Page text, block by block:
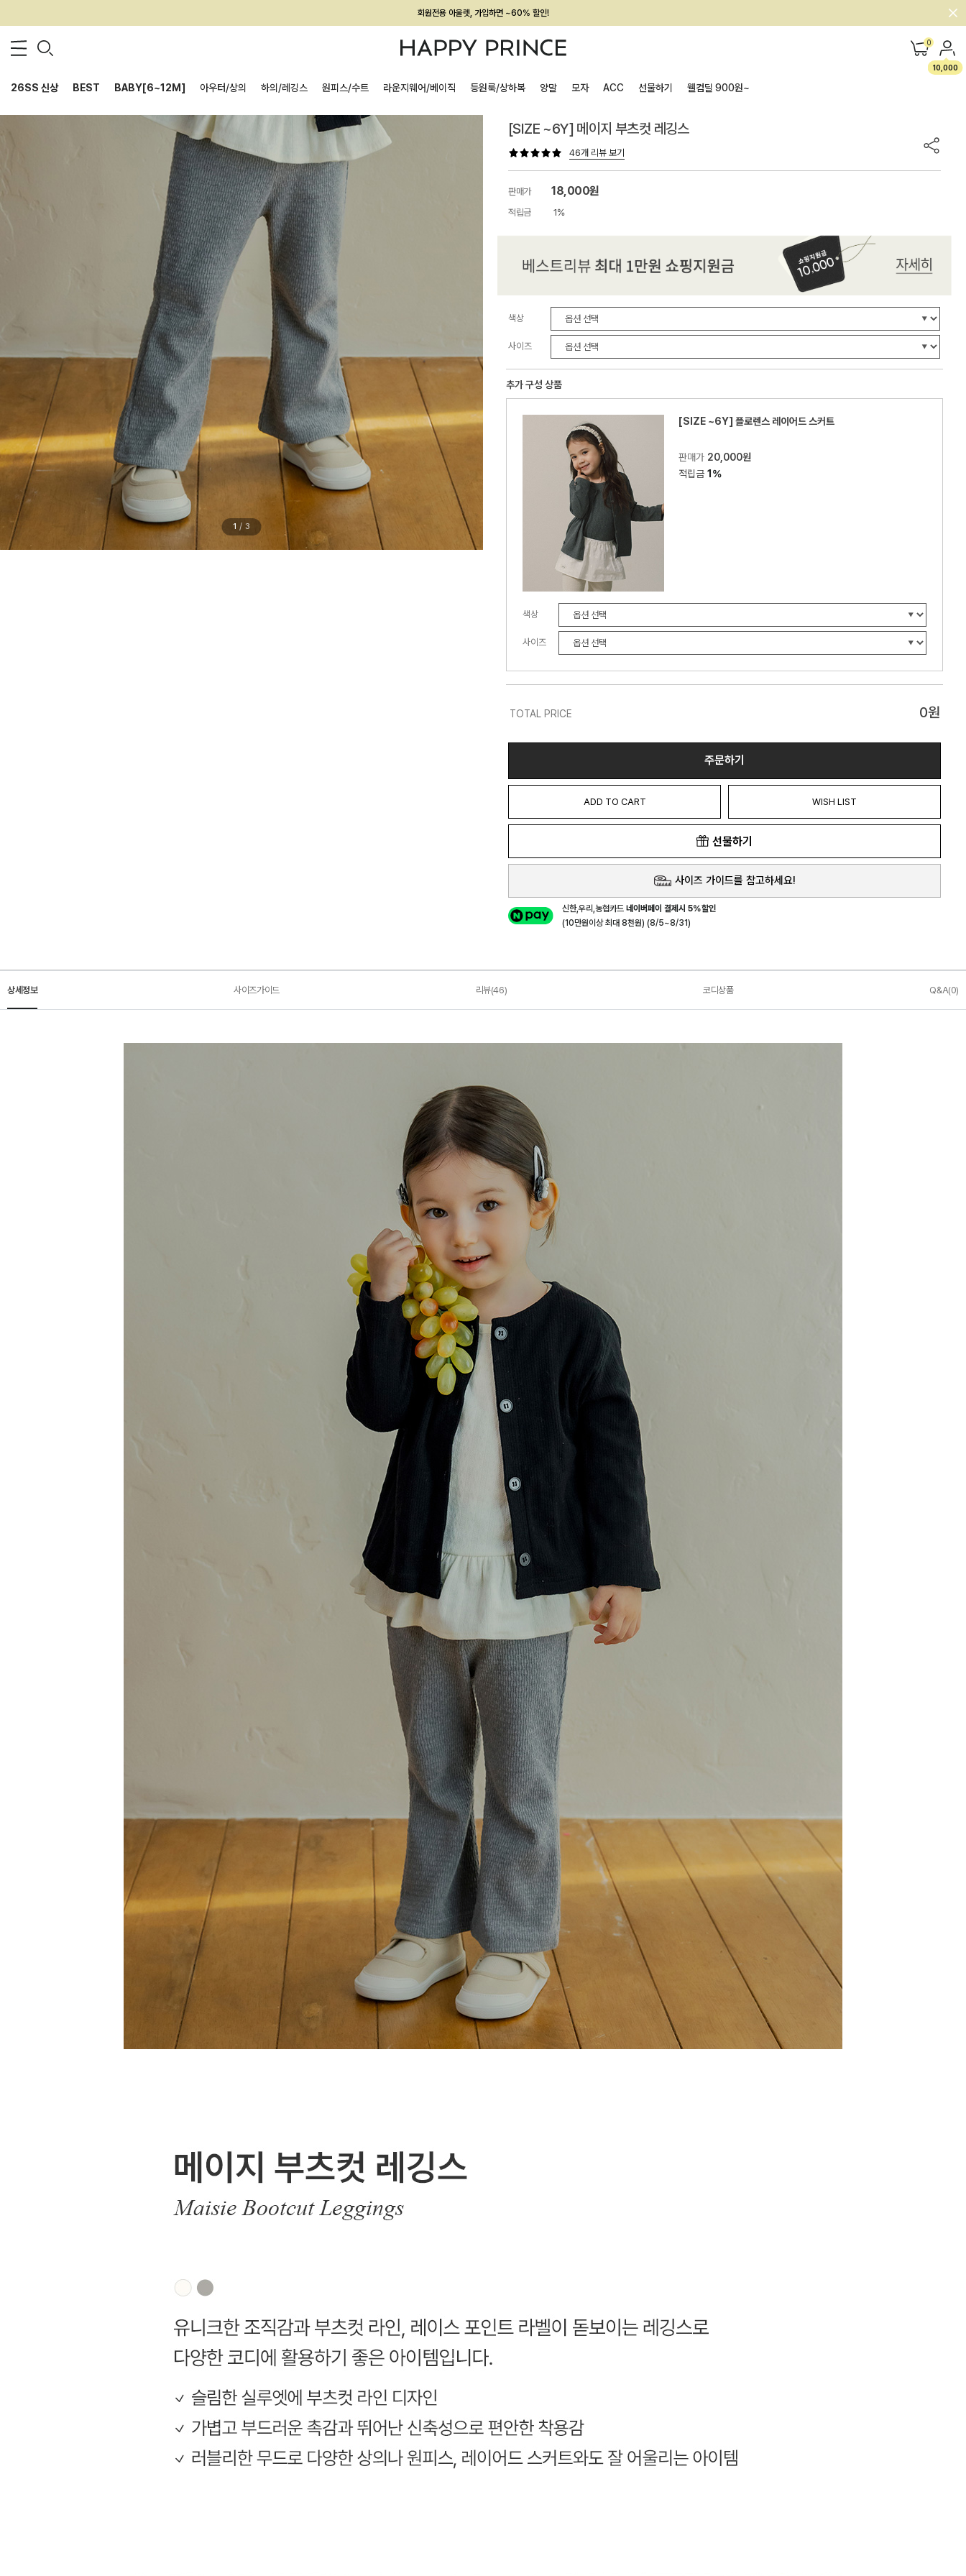
회원전용 아울렛, 가입하면 ~60% 할인!
멤버십 최대 28,000원 혜택 0
10,000
26SS 신상 BEST BABY[6~12M] 아우터/상의 하의/레깅스 원피스/수트 라운지웨어/베이직 등원룩/상하복 양말 모자 ACC 선물하기 웰컴딜 900원~
1 / 3
[SIZE ~6Y] 메이지 부츠컷 레깅스
46개 리뷰 보기
판매가 18,000원
적립금 1%
색상
사이즈
추가 구성 상품
[SIZE ~6Y] 플로렌스 레이어드 스커트
판매가 20,000원
적립금 1%
색상
사이즈
TOTAL PRICE 0원
주문하기
ADD TO CART WISH LIST
선물하기
사이즈 가이드를 참고하세요!
신한,우리,농협카드네이버페이 결제시 5%할인
(10만원이상 최대 8천원) (8/5~8/31)
상세정보 사이즈가이드 리뷰(46) 코디상품 Q&A(0)